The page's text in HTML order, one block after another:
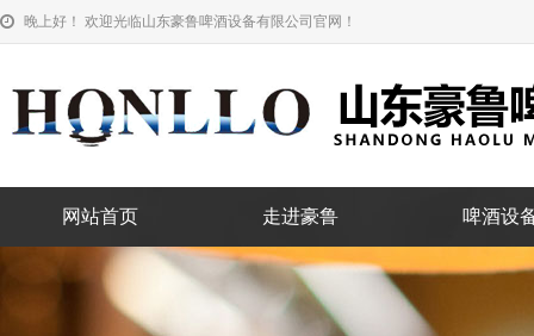
晚上好！ 欢迎光临山东豪鲁啤酒设备有限公司官网！
网站首页 走进豪鲁 啤酒设